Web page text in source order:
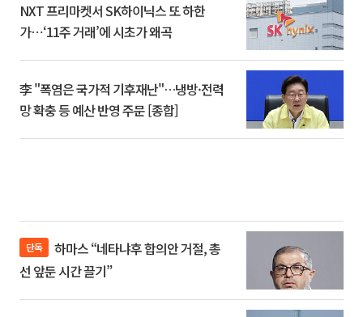
NXT 프리마켓서 SK하이닉스 또 하한
가⋯‘11주 거래’에 시초가 왜곡
李 "폭염은 국가적 기후재난"…냉방·전력
망 확충 등 예산 반영 주문 [종합]
단독
선 앞둔 시간 끌기”